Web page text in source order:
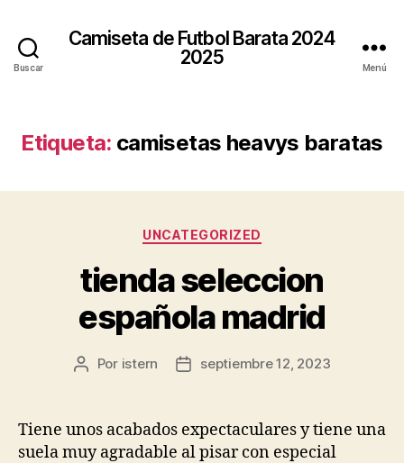
Buscar
Camiseta de Futbol Barata 2024
2025
Menú
Etiqueta: camisetas heavys baratas
Categorías
UNCATEGORIZED
tienda seleccion
española madrid
Autor
entrada
Por istern
Fecha
entrada
septiembre 12, 2023
Tiene unos acabados expectaculares y tiene una
suela muy agradable al pisar con especial